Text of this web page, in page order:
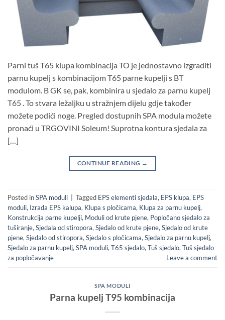
Parni tuš T65 klupa kombinacija TO je jednostavno izgraditi
parnu kupelj s kombinacijom T65 parne kupelji s BT
modulom. B GK se, pak, kombinira u sjedalo za parnu kupelj
T65 . To stvara ležaljku u stražnjem dijelu gdje također
možete podići noge. Pregled dostupnih SPA modula možete
pronaći u TRGOVINI Soleum! Suprotna kontura sjedala za
[…]
CONTINUE READING →
Posted inSPA moduli Tagged EPS elementi sjedala, EPS klupa, EPS
moduli, Izrada EPS kalupa, Klupa s pločicama, Klupa za parnu kupelj,
Konstrukcija parne kupelji, Moduli od krute pjene, Popločano sjedalo za
tuširanje,Sjedala od stiropora,Sjedalo od krute pjene,Sjedalo od krute
pjene,Sjedalo od stiropora,Sjedalo s pločicama,Sjedalo za parnu kupelj,
Sjedalo za parnu kupelj,SPA moduli,T65 sjedalo,Tuš sjedalo,Tuš sjedalo
za popločavanje
Leave a comment
SPA MODULI
Parna kupelj T95 kombinacija